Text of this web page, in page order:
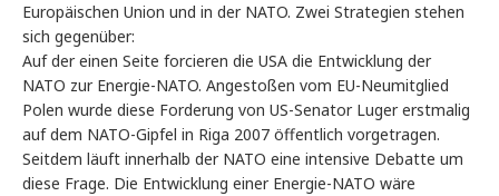
Europäischen Union und in der NATO. Zwei Strategien stehen
sich gegenüber:
Auf der einen Seite forcieren die USA die Entwicklung der
NATO zur Energie-NATO. Angestoßen vom EU-Neumitglied
Polen wurde diese Forderung von US-Senator Luger erstmalig
auf dem NATO-Gipfel in Riga 2007 öffentlich vorgetragen.
Seitdem läuft innerhalb der NATO eine intensive Debatte um
diese Frage. Die Entwicklung einer Energie-NATO wäre